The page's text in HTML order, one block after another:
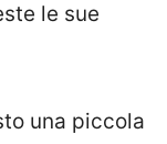
le sue
una piccola